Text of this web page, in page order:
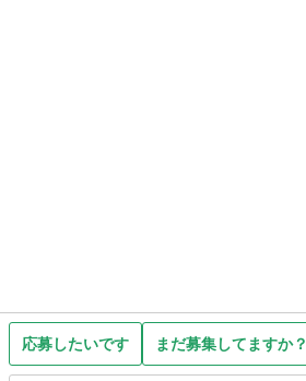
応募したいです まだ募集してますか？